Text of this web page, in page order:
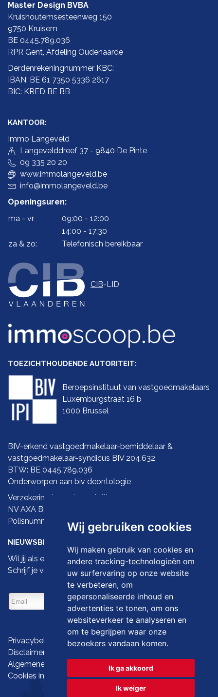
Wij gebruiken cookies
Wij maken gebruik van cookies en
andere tracking-technologieën om
uw surfervaring op onze website
te verbeteren, om
gepersonaliseerde inhoud en
advertenties te tonen, om ons
websiteverkeer te analyseren en
om te begrijpen waar onze
bezoekers vandaan komen.
Ik ga akkoord
Ik weiger
Master Design BVBA
Kruishoutemsesteenweg 150
9750 Kruisem
BE 0445.789.036
RPR Gent, Afdeling Oudenaarde
Derdenrekeningnummer KBC:
IBAN: BE 61 7350 5336 2617
BIC: KRED BE BB
KANTOOR:
Immo Langeveld
Langevelddreef 37 - 9840 De Pinte
09 335 20 20
www.immolangeveld.be
info@immolangeveld.be
Openingsuren:
ma - vr
09:00 - 12:00
14:00 - 17:30
za & zo:
Telefonisch bereikbaar
CIB-LID
TOEZICHTHOUDENDE AUTORITEIT:
Beroepsinstituut van vastgoedmakelaars
Luxemburgstraat 16 b
1000 Brussel
BIV-erkend vastgoedmakelaar-bemiddelaar &
vastgoedmakelaar-syndicus BIV 204.632
BTW: BE 0445.789.036
Onderworpen aan biv deontologie
Verzekering ba en borgstelling:
NV AXA Belgium
Polisnummer 730.390.160
NIEUWSBRIEF
Wil jij als eerste de nieuwste droomwoningen zien?
Schrijf je vandaag dan in op onze nieuwsbrief
Privacybeleid
Disclaimer
Algemene gebruiksvoorwaarden
Cookies instellen